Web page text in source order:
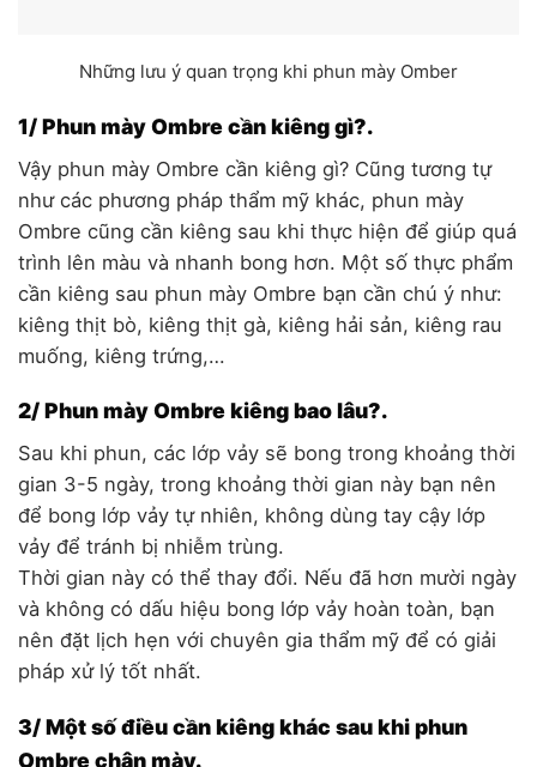
Những lưu ý quan trọng khi phun mày Omber
1/ Phun mày Ombre cần kiêng gì?.
Vậy phun mày Ombre cần kiêng gì? Cũng tương tự
như các phương pháp thẩm mỹ khác, phun mày
Ombre cũng cần kiêng sau khi thực hiện để giúp quá
trình lên màu và nhanh bong hơn. Một số thực phẩm
cần kiêng sau phun mày Ombre bạn cần chú ý như:
kiêng thịt bò, kiêng thịt gà, kiêng hải sản, kiêng rau
muống, kiêng trứng,…
2/ Phun mày Ombre kiêng bao lâu?.
Sau khi phun, các lớp vảy sẽ bong trong khoảng thời
gian 3-5 ngày, trong khoảng thời gian này bạn nên
để bong lớp vảy tự nhiên, không dùng tay cậy lớp
vảy để tránh bị nhiễm trùng.
Thời gian này có thể thay đổi. Nếu đã hơn mười ngày
và không có dấu hiệu bong lớp vảy hoàn toàn, bạn
nên đặt lịch hẹn với chuyên gia thẩm mỹ để có giải
pháp xử lý tốt nhất.
3/ Một số điều cần kiêng khác sau khi phun
Ombre chân mày.